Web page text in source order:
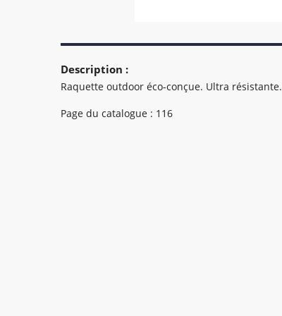
Description :
Raquette outdoor éco-conçue. Ultra résistante.
Page du catalogue : 116